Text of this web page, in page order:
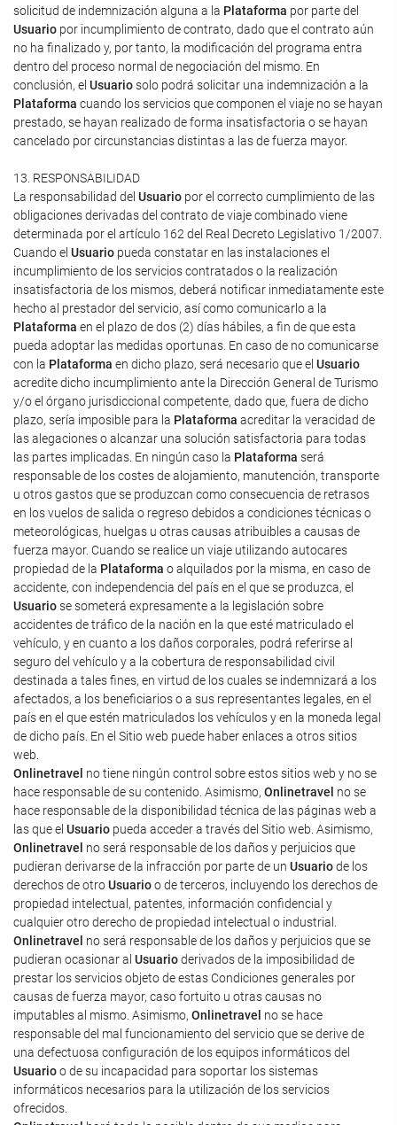
solicitud de indemnización alguna a la Plataforma por parte del
Usuario por incumplimiento de contrato, dado que el contrato aún
no ha finalizado y, por tanto, la modificación del programa entra
dentro del proceso normal de negociación del mismo. En
conclusión, el Usuariosolo podrá solicitar una indemnización a la
Plataforma cuando los servicios que componen el viaje no se hayan
prestado, se hayan realizado de forma insatisfactoria o se hayan
cancelado por circunstancias distintas a las de fuerza mayor.
13. RESPONSABILIDAD
La responsabilidad del Usuario por el correcto cumplimiento de las
obligaciones derivadas del contrato de viaje combinado viene
determinada por el artículo 162 del Real Decreto Legislativo 1/2007.
Cuando el Usuario pueda constatar en las instalaciones el
incumplimiento de los servicios contratados o la realización
insatisfactoria de los mismos, deberá notificar inmediatamente este
hecho al prestador del servicio, así como comunicarlo a la
Plataforma en el plazo de dos (2) días hábiles, a fin de que esta
pueda adoptar las medidas oportunas. En caso de no comunicarse
con la Plataforma en dicho plazo, será necesario que el Usuario
acredite dicho incumplimiento ante la Dirección General de Turismo
y/o el órgano jurisdiccional competente, dado que, fuera de dicho
plazo, sería imposible para la Plataforma acreditar la veracidad de
las alegaciones o alcanzar una solución satisfactoria para todas
las partes implicadas. En ningún caso la Plataforma será
responsable de los costes de alojamiento, manutención, transporte
u otros gastos que se produzcan como consecuencia de retrasos
en los vuelos de salida o regreso debidos a condiciones técnicas o
meteorológicas, huelgas u otras causas atribuibles a causas de
fuerza mayor. Cuando se realice un viaje utilizando autocares
propiedad de la Plataforma o alquilados por la misma, en caso de
accidente, con independencia del país en el que se produzca, el
Usuariose someterá expresamente a la legislación sobre
accidentes de tráfico de la nación en la que esté matriculado el
vehículo, y en cuanto a los daños corporales, podrá referirse al
seguro del vehículo y a la cobertura de responsabilidad civil
destinada a tales fines, en virtud de los cuales se indemnizará a los
afectados, a los beneficiarios o a sus representantes legales, en el
país en el que estén matriculados los vehículos y en la moneda legal
de dicho país. En el Sitio web puede haber enlaces a otros sitios
web.
Onlinetravel no tiene ningún control sobre estos sitios web y no se
hace responsable de su contenido. Asimismo, Onlinetravel no se
hace responsable de la disponibilidad técnica de las páginas web a
las que el Usuario pueda acceder a través del Sitio web. Asimismo,
Onlinetravel no será responsable de los daños y perjuicios que
pudieran derivarse de la infracción por parte de un Usuariode los
derechos de otroUsuarioo de terceros, incluyendo los derechos de
propiedad intelectual, patentes, información confidencial y
cualquier otro derecho de propiedad intelectual o industrial.
Onlinetravel no será responsable de los daños y perjuicios que se
pudieran ocasionar al Usuarioderivados de la imposibilidad de
prestar los servicios objeto de estas Condiciones generales por
causas de fuerza mayor, caso fortuito u otras causas no
imputables al mismo. Asimismo, Onlinetravel no se hace
responsable del mal funcionamiento del servicio que se derive de
una defectuosa configuración de los equipos informáticos del
Usuarioo de su incapacidad para soportar los sistemas
informáticos necesarios para la utilización de los servicios
ofrecidos.